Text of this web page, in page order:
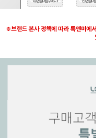
(40만원 이상 구매시) (30만원 이
※브랜드 본사 정책에 따라 룩앤미에